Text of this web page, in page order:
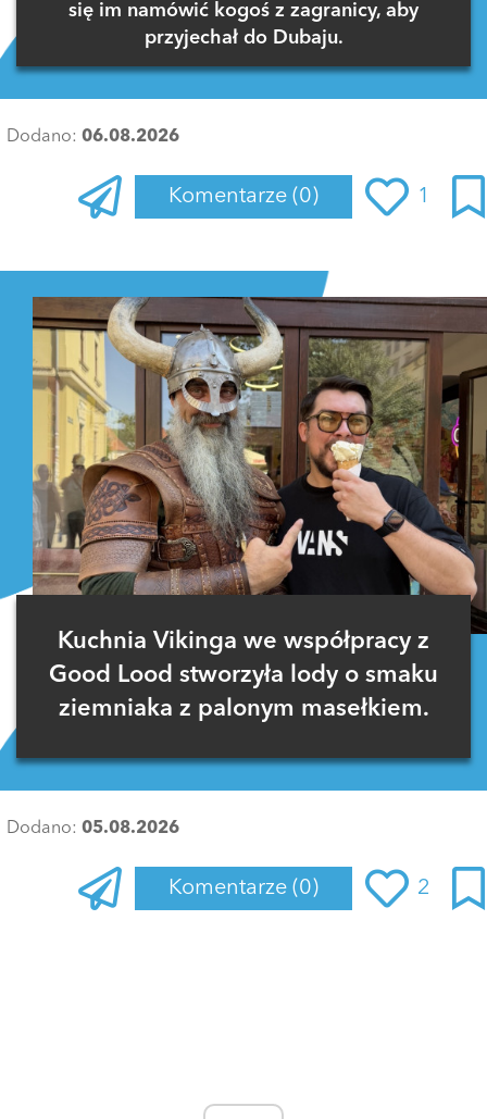
się im namówić kogoś z zagranicy, aby
przyjechał do Dubaju.
Dodano: 06.08.2026
Komentarze (0) 1
Kuchnia Vikinga we współpracy z
Good Lood stworzyła lody o smaku
ziemniaka z palonym masełkiem.
Dodano: 05.08.2026
Komentarze (0) 2